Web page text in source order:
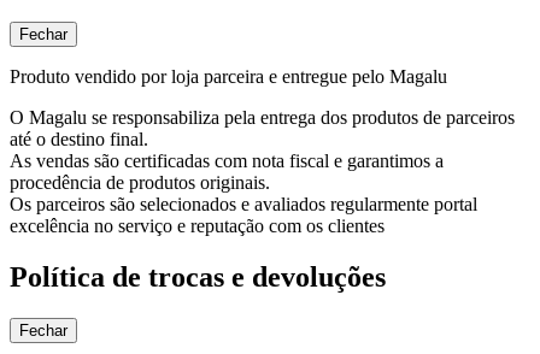
Fechar
Produto vendido por loja parceira e entregue pelo Magalu
O Magalu se responsabiliza pela entrega dos produtos de parceiros
até o destino final.
As vendas são certificadas com nota fiscal e garantimos a
procedência de produtos originais.
Os parceiros são selecionados e avaliados regularmente portal
excelência no serviço e reputação com os clientes
Política de trocas e devoluções
Fechar